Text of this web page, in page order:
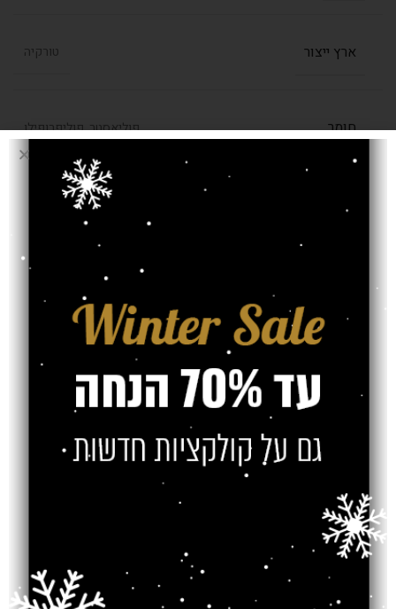
ארץ ייצור טורקיה
חומר פוליאסטר, פוליפרופילן
רמת צפיפות 750,000 קשר למ"ר
חוות דעת (0)
משלוח
צרו קשר
מוצרים קשורים
SOLD OUT
SOLD OUT